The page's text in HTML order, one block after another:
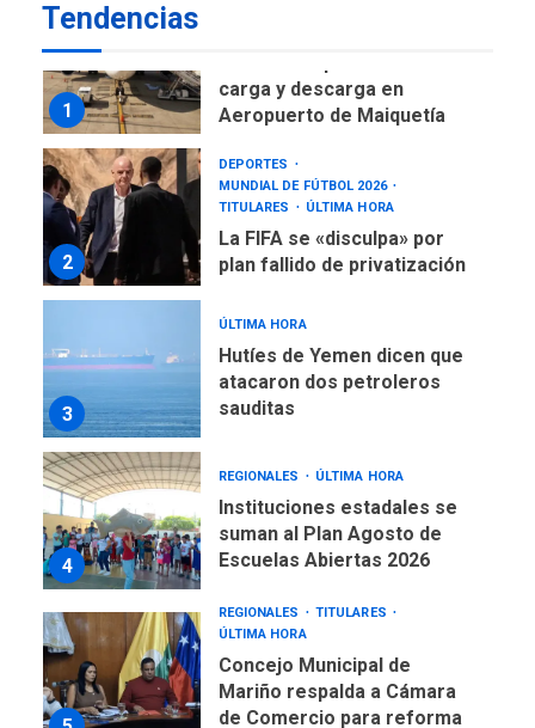
Tendencias
1
Aeropuerto de Maiquetía
2
La FIFA se «disculpa» por
plan fallido de privatización
Hutíes de Yemen dicen que
atacaron dos petroleros
sauditas
4
Instituciones estadales se
suman al Plan Agosto de
Escuelas Abiertas 2026
5
Concejo Municipal de
Mariño respalda a Cámara
de Comercio para reforma
de Ley de Puerto Libre